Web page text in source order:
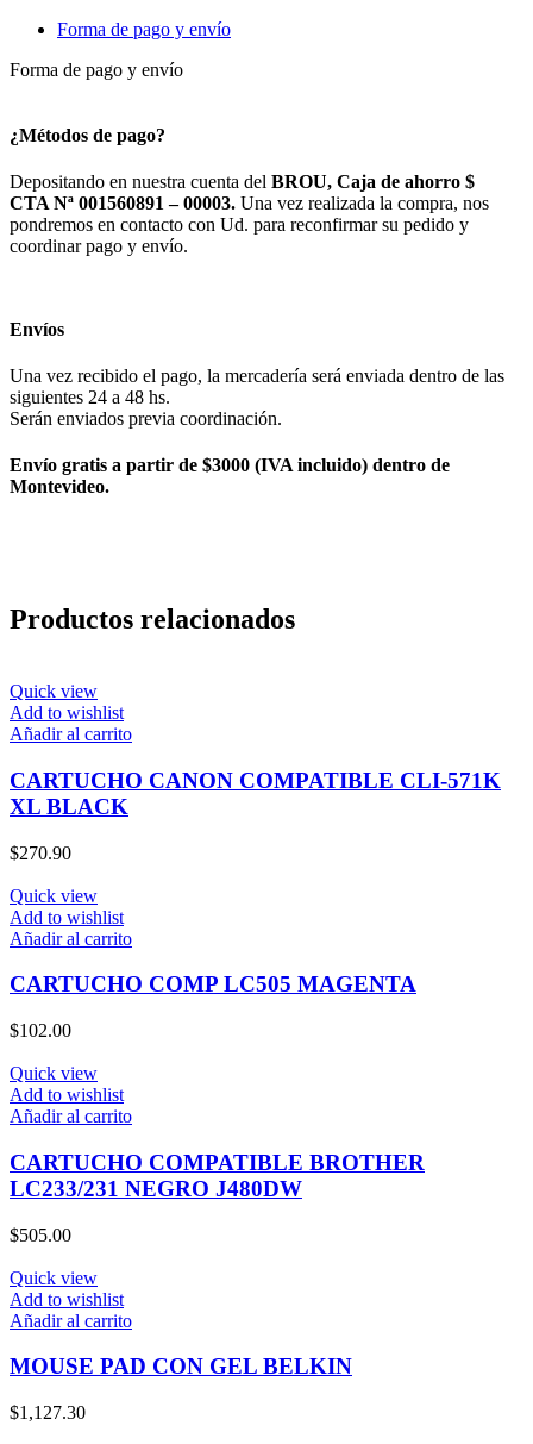
Forma de pago y envío
Forma de pago y envío
¿Métodos de pago?
Depositando en nuestra cuenta del BROU, Caja de ahorro $
CTA Nª 001560891 – 00003. Una vez realizada la compra, nos
pondremos en contacto con Ud. para reconfirmar su pedido y
coordinar pago y envío.
Envíos
Una vez recibido el pago, la mercadería será enviada dentro de las
siguientes 24 a 48 hs.
Serán enviados previa coordinación.
Envío gratis a partir de $3000 (IVA incluido) dentro de
Montevideo.
Productos relacionados
Quick view
Add to wishlist
Añadir al carrito
CARTUCHO CANON COMPATIBLE CLI-571K
XL BLACK
$270.90
Quick view
Add to wishlist
Añadir al carrito
CARTUCHO COMP LC505 MAGENTA
$102.00
Quick view
Add to wishlist
Añadir al carrito
CARTUCHO COMPATIBLE BROTHER
LC233/231 NEGRO J480DW
$505.00
Quick view
Add to wishlist
Añadir al carrito
MOUSE PAD CON GEL BELKIN
$1,127.30